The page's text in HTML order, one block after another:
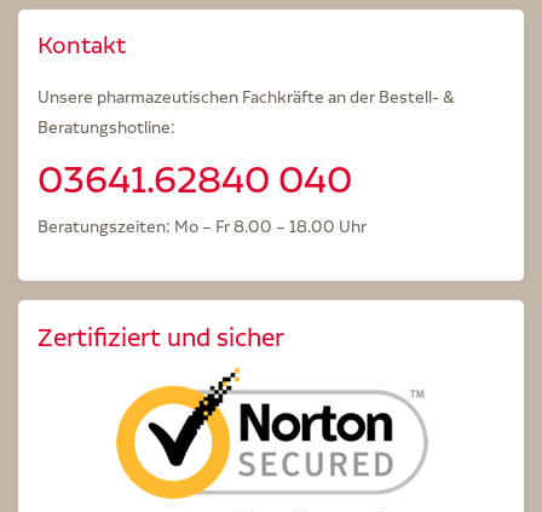
Kontakt
Unsere pharmazeutischen Fachkräfte an der Bestell- &
Beratungshotline:
03641.62840 040
Beratungszeiten: Mo – Fr 8.00 – 18.00 Uhr
Zertifiziert und sicher